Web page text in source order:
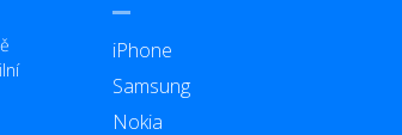
iPhone
Samsung
Nokia